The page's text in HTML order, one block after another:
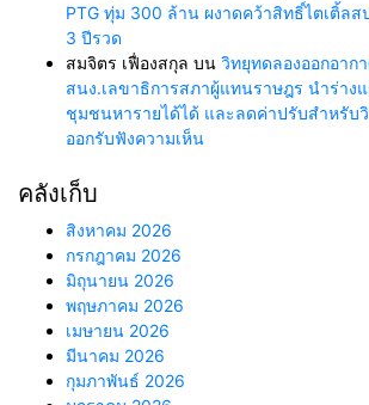
PTG ทุ่ม 300 ล้าน ผงาดคว้าสิทธิ์ไตเติ้ลส
3 ปีรวด
สมจิตร เฟื่องสกุล บน วิทยุทดลองออกอาก
สนง.เลขาธิการสภาผู้แทนราษฎร นำร่าง
ชุมชนหารายได้ได้ และลดค่าปรับสำหรับ
ออกรับฟังความเห็น
คลังเก็บ
สิงหาคม 2026
กรกฎาคม 2026
มิถุนายน 2026
พฤษภาคม 2026
เมษายน 2026
มีนาคม 2026
กุมภาพันธ์ 2026